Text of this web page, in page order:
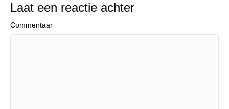
Laat een reactie achter
Commentaar